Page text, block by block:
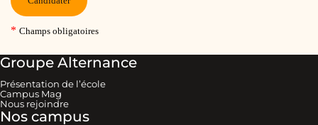
Groupe Alternance
Présentation de l’école
Campus Mag
Nous rejoindre
Nos campus